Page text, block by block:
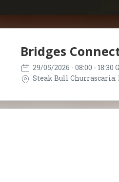
Bridges
29/05/2026 - 08:00 - 18:30
Steak Bull Churrascaria: